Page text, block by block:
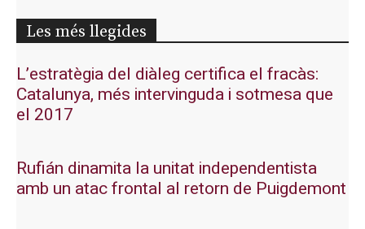
Les més llegides
L’estratègia del diàleg certifica el fracàs:
Catalunya, més intervinguda i sotmesa que
el 2017
Rufián dinamita la unitat independentista
amb un atac frontal al retorn de Puigdemont